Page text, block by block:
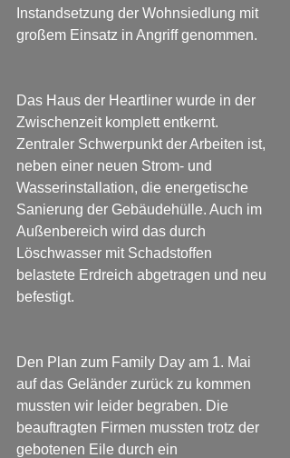
Instandsetzung der Wohnsiedlung mit
großem Einsatz in Angriff genommen.
Das Haus der Heartliner wurde in der
Zwischenzeit komplett entkernt.
Zentraler Schwerpunkt der Arbeiten ist,
neben einer neuen Strom- und
Wasserinstallation, die energetische
Sanierung der Gebäudehülle. Auch im
Außenbereich wird das durch
Löschwasser mit Schadstoffen
belastete Erdreich abgetragen und neu
befestigt.
Den Plan zum Family Day am 1. Mai
auf das Geländer zurück zu kommen
mussten wir leider begraben. Die
beauftragten Firmen mussten trotz der
gebotenen Eile durch ein